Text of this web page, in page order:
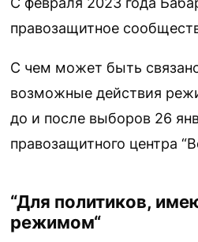
правозащитное
С чем может быть
возможные действия
до и после выборов 26
правозащитного центра
“Для политиков,
режимом“